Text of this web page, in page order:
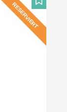
F
RESERVIERT